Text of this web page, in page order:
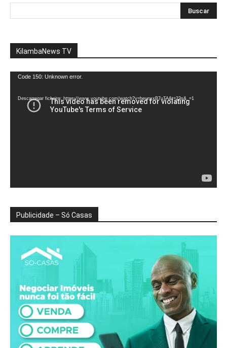
KilambaNews TV
Reprodutor
vídeo
Code 150: Unknown error.
Descarregar ficheiro: https://www.youtube.com/watch?v=heunxxB7uTA&t=22s&_=1
Publicidade – Só Casas